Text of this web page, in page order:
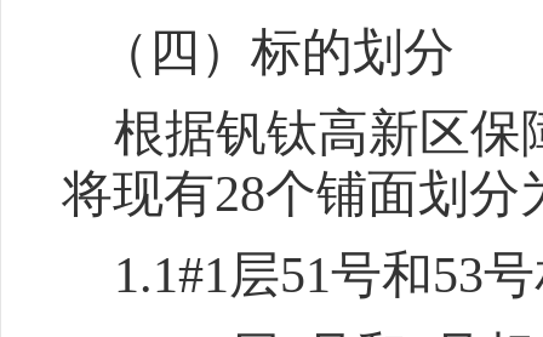
（ 四 ）标的划分
根据钒钛高新区保
将现有28个铺面划分
1.1#1层51号和53号